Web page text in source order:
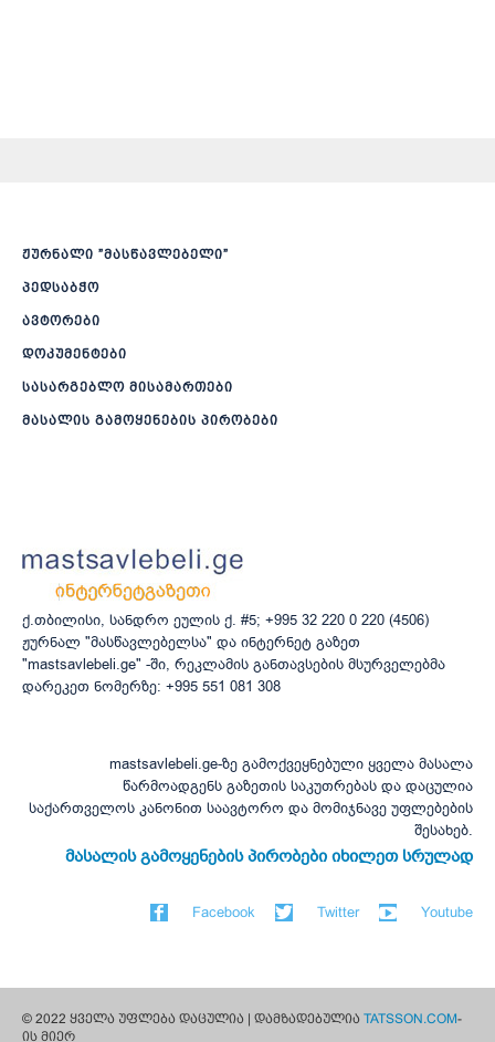
ჟურნალი ”მასწავლებელი”
პედსაბჭო
ავტორები
დოკუმენტები
სასარგებლო მისამართები
მასალის გამოყენების პირობები
ქ.თბილისი, სანდრო ეულის ქ. #5; +995 32 220 0 220 (4506)
ჟურნალ "მასწავლებელსა" და ინტერნეტ გაზეთ
"mastsavlebeli.ge" -ში, რეკლამის განთავსების მსურველებმა
დარეკეთ ნომერზე: +995 551 081 308
mastsavlebeli.ge-ზე გამოქვეყნებული ყველა მასალა
წარმოადგენს გაზეთის საკუთრებას და დაცულია
საქართველოს კანონით საავტორო და მომიჯნავე უფლებების
შესახებ.
მასალის გამოყენების პირობები იხილეთ სრულად
Facebook Twitter Youtube
© 2022 ყველა უფლება დაცულია | დამზადებულია TATSSON.COM-
ის მიერ